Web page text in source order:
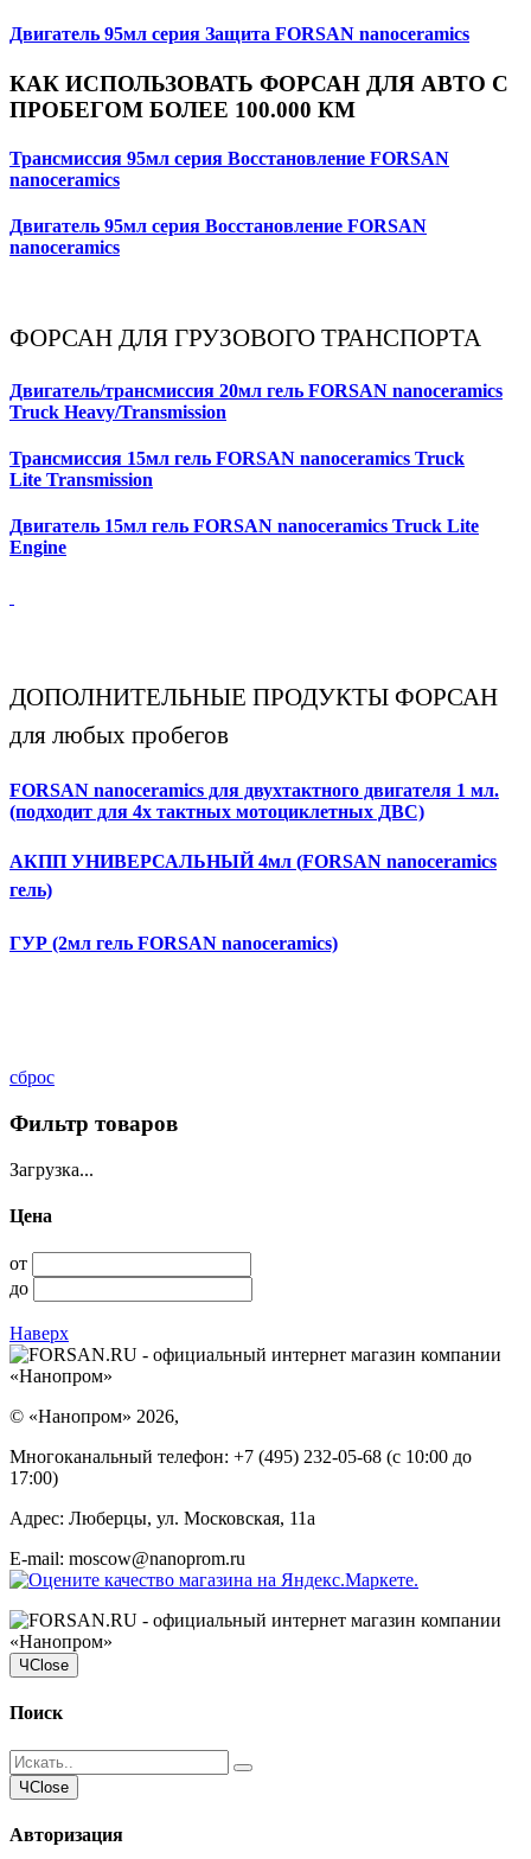
Двигатель 95мл серия Защита FORSAN nanoceramics
КАК ИСПОЛЬЗОВАТЬ ФОРСАН ДЛЯ АВТО С
ПРОБЕГОМ БОЛЕЕ 100.000 КМ
Трансмиссия 95мл серия Восстановление FORSAN
nanoceramics
Двигатель 95мл серия Восстановление FORSAN
nanoceramics
ФОРСАН ДЛЯ ГРУЗОВОГО ТРАНСПОРТА
Двигатель/трансмиссия 20мл гель FORSAN nanoceramics
Truck Heavy/Transmission
Трансмиссия 15мл гель FORSAN nanoceramics Truck
Lite Transmission
Двигатель 15мл гель FORSAN nanoceramics Truck Lite
Engine
ДОПОЛНИТЕЛЬНЫЕ ПРОДУКТЫ ФОРСАН
для любых пробегов
FORSAN nanoceramics для двухтактного двигателя 1 мл.
(подходит для 4х тактных мотоциклетных ДВС)
АКПП УНИВЕРСАЛЬНЫЙ 4мл (FORSAN nanoceramics
гель)
ГУР (2мл гель FORSAN nanoceramics)
сброс
Фильтр товаров
Загрузка...
Цена
от
до
Наверх
© «Нанопром» 2026,
Многоканальный телефон: +7 (495) 232-05-68 (c 10:00 до
17:00)
Адрес: Люберцы, ул. Московская, 11а
E-mail: moscow@nanoprom.ru
ЧClose
Поиск
ЧClose
Авторизация